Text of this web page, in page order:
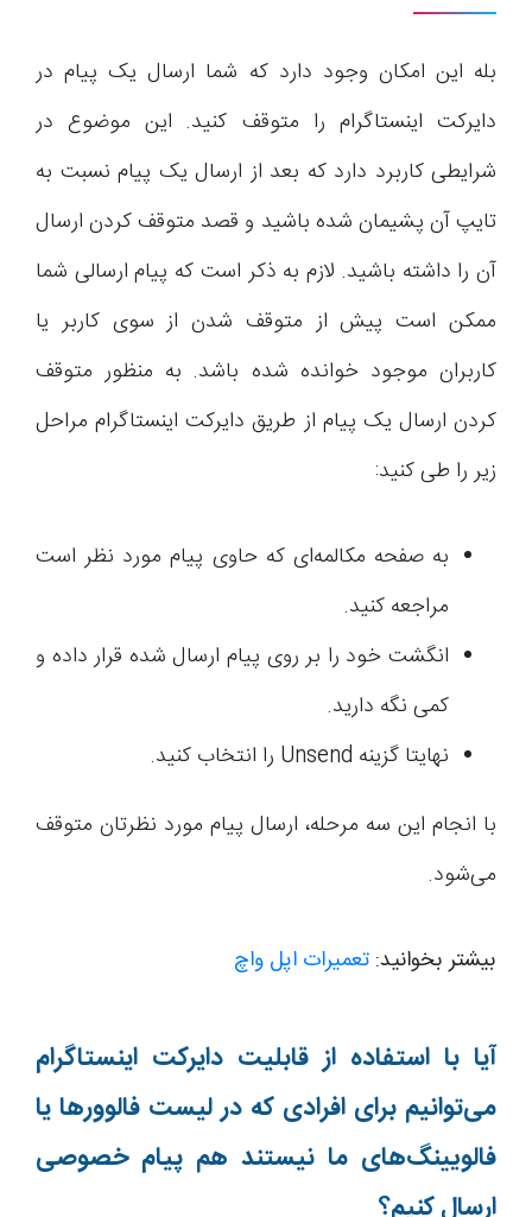
بله این امکان وجود دارد که شما ارسال یک پیام در
دایرکت اینستاگرام را متوقف کنید. این موضوع در
شرایطی کاربرد دارد که بعد از ارسال یک پیام نسبت به
تایپ آن پشیمان شده باشید و قصد متوقف کردن ارسال
آن را داشته باشید. لازم به ذکر است که پیام ارسالی شما
ممکن است پیش از متوقف شدن از سوی کاربر یا
کاربران موجود خوانده شده باشد. به منظور متوقف
کردن ارسال یک پیام از طریق دایرکت اینستاگرام مراحل
زیر را طی کنید:
به صفحه مکالمه‌ای که حاوی پیام مورد نظر است
مراجعه کنید.
انگشت خود را بر روی پیام ارسال شده قرار داده و
کمی نگه دارید.
نهایتا گزینه Unsend را انتخاب کنید.
با انجام این سه مرحله، ارسال پیام مورد نظرتان متوقف
می‌شود.
بیشتر بخوانید: تعمیرات اپل واچ
آیا با استفاده از قابلیت دایرکت اینستاگرام
می‌توانیم برای افرادی که در لیست فالوورها یا
فالویینگ‌های ما نیستند هم پیام خصوصی
ارسال کنیم؟